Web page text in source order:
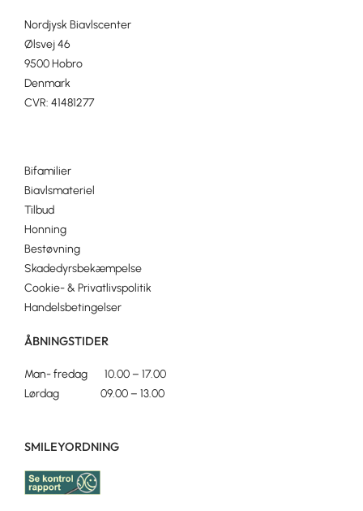
Nordjysk Biavlscenter
Ølsvej 46
9500 Hobro
Denmark
CVR: 41481277
Bifamilier
Biavlsmateriel
Tilbud
Honning
Bestøvning
Skadedyrsbekæmpelse
Cookie- & Privatlivspolitik
Handelsbetingelser
ÅBNINGSTIDER
Man- fredag 10.00 – 17.00
Lørdag 09.00 – 13.00
SMILEYORDNING